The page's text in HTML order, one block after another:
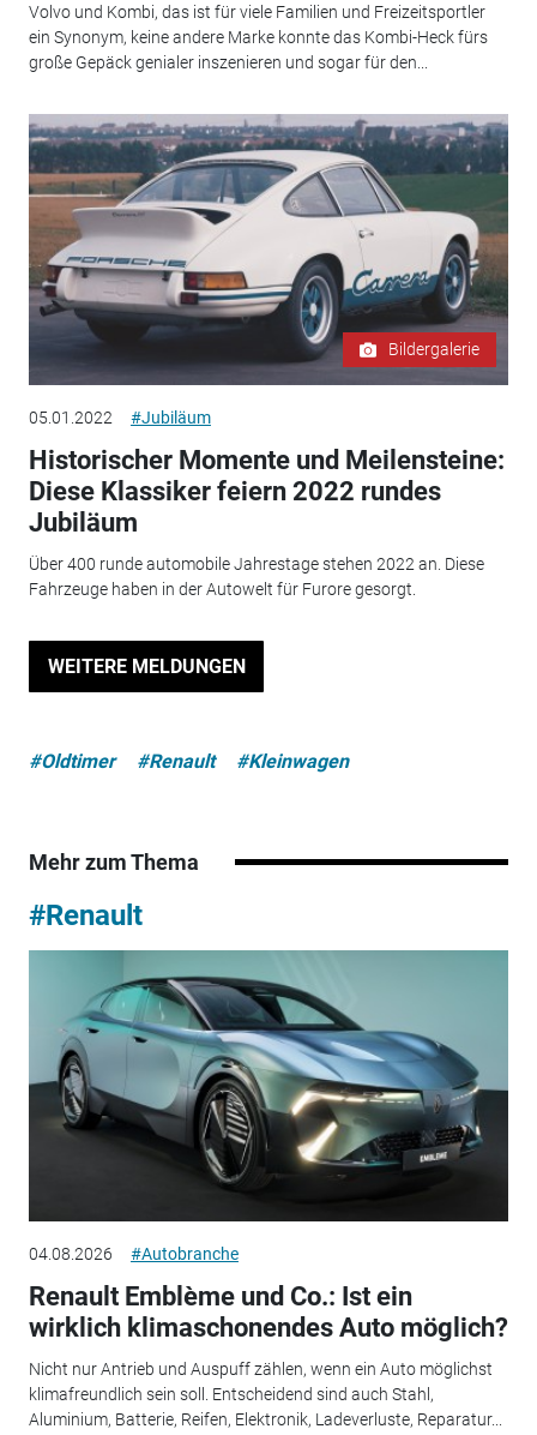
Volvo und Kombi, das ist für viele Familien und Freizeitsportler
ein Synonym, keine andere Marke konnte das Kombi-Heck fürs
große Gepäck genialer inszenieren und sogar für den...
Bildergalerie
05.01.2022 #Jubiläum
Historischer Momente und Meilensteine:
Diese Klassiker feiern 2022 rundes
Jubiläum
Über 400 runde automobile Jahrestage stehen 2022 an. Diese
Fahrzeuge haben in der Autowelt für Furore gesorgt.
WEITERE MELDUNGEN
#Oldtimer #Renault #Kleinwagen
Mehr zum Thema
#Renault
04.08.2026 #Autobranche
Renault Emblème und Co.: Ist ein
wirklich klimaschonendes Auto möglich?
Nicht nur Antrieb und Auspuff zählen, wenn ein Auto möglichst
klimafreundlich sein soll. Entscheidend sind auch Stahl,
Aluminium, Batterie, Reifen, Elektronik, Ladeverluste, Reparatur...